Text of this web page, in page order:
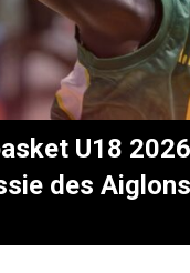
U18
des Aiglons